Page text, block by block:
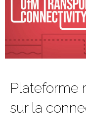
Plateforme
sur la